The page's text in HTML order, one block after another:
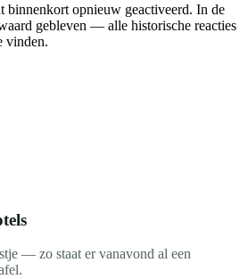
binnenkort opnieuw geactiveerd. In de
gebleven — alle historische reacties
vinden.
— zo staat er vanavond al een